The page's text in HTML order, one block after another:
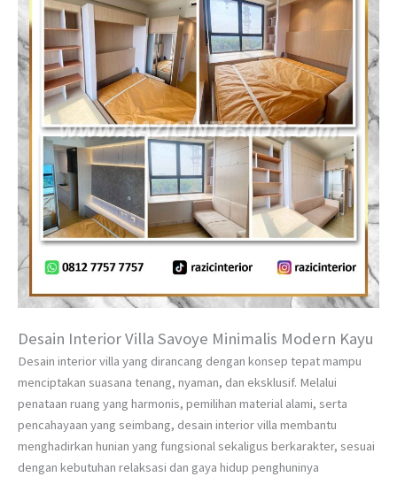
Desain Interior Villa Savoye Minimalis Modern Kayu
Desain interior villa yang dirancang dengan konsep tepat mampu
menciptakan suasana tenang, nyaman, dan eksklusif. Melalui
penataan ruang yang harmonis, pemilihan material alami, serta
pencahayaan yang seimbang, desain interior villa membantu
menghadirkan hunian yang fungsional sekaligus berkarakter, sesuai
dengan kebutuhan relaksasi dan gaya hidup penghuninya